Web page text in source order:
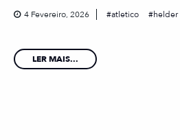
4 Fevereiro, 2026 atletico helder
LER MAIS...